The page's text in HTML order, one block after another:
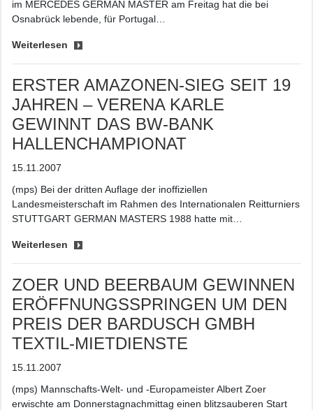
im MERCEDES GERMAN MASTER am Freitag hat die bei
Osnabrück lebende, für Portugal…
Weiterlesen
ERSTER AMAZONEN-SIEG SEIT 19
JAHREN – VERENA KARLE
GEWINNT DAS BW-BANK
HALLENCHAMPIONAT
15.11.2007
(mps) Bei der dritten Auflage der inoffiziellen
Landesmeisterschaft im Rahmen des Internationalen Reitturniers
STUTTGART GERMAN MASTERS 1988 hatte mit…
Weiterlesen
ZOER UND BEERBAUM GEWINNEN
ERÖFFNUNGSSPRINGEN UM DEN
PREIS DER BARDUSCH GMBH
TEXTIL-MIETDIENSTE
15.11.2007
(mps) Mannschafts-Welt- und -Europameister Albert Zoer
erwischte am Donnerstagnachmittag einen blitzsauberen Start